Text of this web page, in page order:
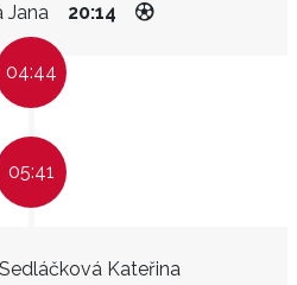
Jana 20:14
04:44
05:41
Sedláčková Kateřina